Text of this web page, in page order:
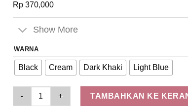
Rp 370,000
Show More
WARNA
Black Cream Dark Khaki Light Blue
Tas Elizabeth Sling Bag 0055-5886 quantity
TAMBAHKAN KE